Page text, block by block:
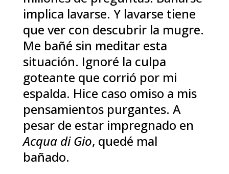
implica lavarse. Y lavarse tiene
que ver con descubrir la mugre.
Me bañé sin meditar esta
situación. Ignoré la culpa
goteante que corrió por mi
espalda. Hice caso omiso a mis
pensamientos purgantes. A
pesar de estar impregnado en
Acqua di Gio, quedé mal
bañado.